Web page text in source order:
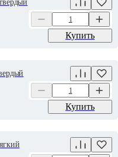
Купить
Купить